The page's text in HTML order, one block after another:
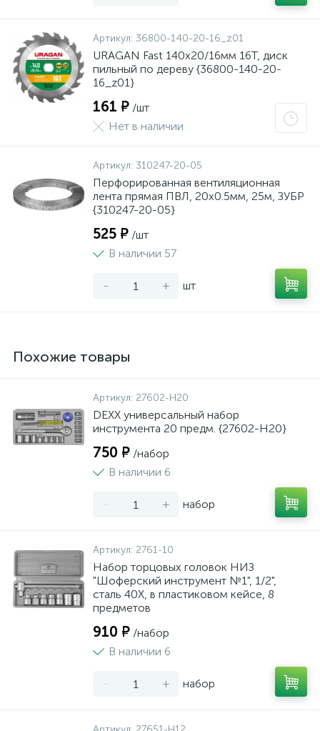
Артикул: 36800-140-20-16_z01
URAGAN Fast 140x20/16мм 16Т, диск
пильный по дереву {36800-140-20-
16_z01}
161 ₽ /шт
Нет в наличии
Артикул: 310247-20-05
Перфорированная вентиляционная
лента прямая ПВЛ, 20х0.5мм, 25м, ЗУБР
{310247-20-05}
525 ₽ /шт
В наличии 57
- + шт
Похожие товары
Артикул: 27602-H20
DEXX универсальный набор
инструмента 20 предм. {27602-H20}
750 ₽ /набор
В наличии 6
- + набор
Артикул: 2761-10
Набор торцовых головок НИЗ
"Шоферский инструмент №1", 1/2",
сталь 40Х, в пластиковом кейсе, 8
предметов
910 ₽ /набор
В наличии 6
- + набор